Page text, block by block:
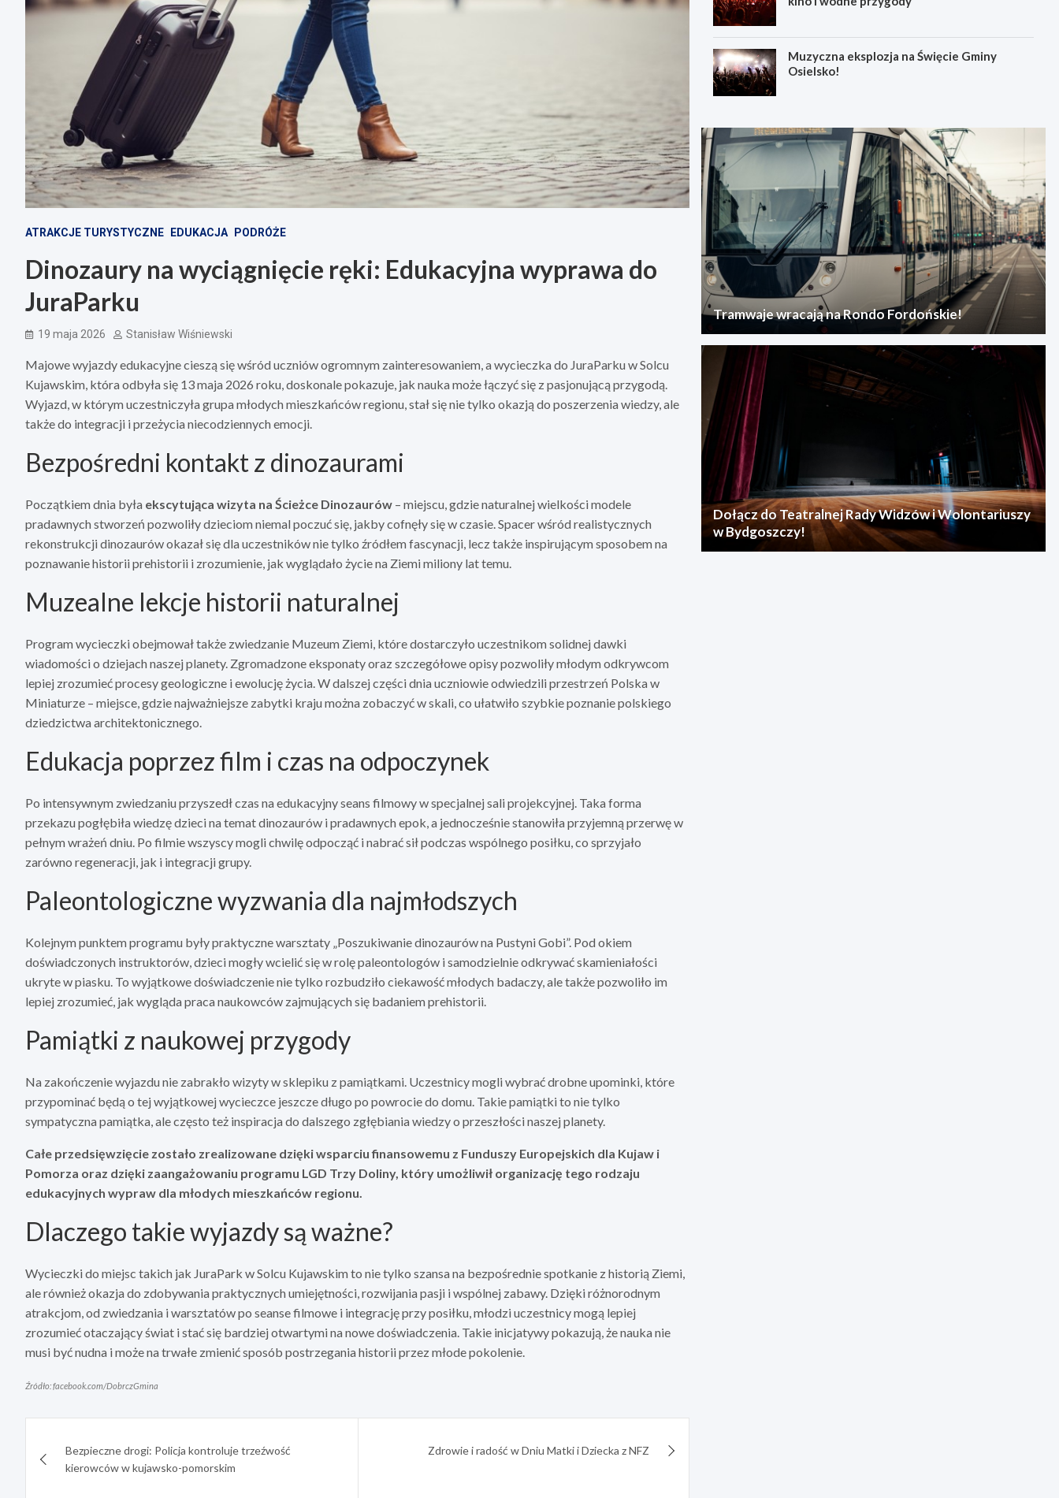
ATRAKCJE TURYSTYCZNE EDUKACJA PODRÓŻE
Dinozaury na wyciągnięcie ręki: Edukacyjna wyprawa do
JuraParku
19 maja 2026 Stanisław Wiśniewski
Majowe wyjazdy edukacyjne cieszą się wśród uczniów ogromnym zainteresowaniem, a wycieczka do JuraParku w Solcu
Kujawskim, która odbyła się 13 maja 2026 roku, doskonale pokazuje, jak nauka może łączyć się z pasjonującą przygodą.
Wyjazd, w którym uczestniczyła grupa młodych mieszkańców regionu, stał się nie tylko okazją do poszerzenia wiedzy, ale
także do integracji i przeżycia niecodziennych emocji.
Bezpośredni kontakt z dinozaurami
Początkiem dnia była ekscytująca wizyta na Ścieżce Dinozaurów – miejscu, gdzie naturalnej wielkości modele
pradawnych stworzeń pozwoliły dzieciom niemal poczuć się, jakby cofnęły się w czasie. Spacer wśród realistycznych
rekonstrukcji dinozaurów okazał się dla uczestników nie tylko źródłem fascynacji, lecz także inspirującym sposobem na
poznawanie historii prehistorii i zrozumienie, jak wyglądało życie na Ziemi miliony lat temu.
Muzealne lekcje historii naturalnej
Program wycieczki obejmował także zwiedzanie Muzeum Ziemi, które dostarczyło uczestnikom solidnej dawki
wiadomości o dziejach naszej planety. Zgromadzone eksponaty oraz szczegółowe opisy pozwoliły młodym odkrywcom
lepiej zrozumieć procesy geologiczne i ewolucję życia. W dalszej części dnia uczniowie odwiedzili przestrzeń Polska w
Miniaturze – miejsce, gdzie najważniejsze zabytki kraju można zobaczyć w skali, co ułatwiło szybkie poznanie polskiego
dziedzictwa architektonicznego.
Edukacja poprzez film i czas na odpoczynek
Po intensywnym zwiedzaniu przyszedł czas na edukacyjny seans filmowy w specjalnej sali projekcyjnej. Taka forma
przekazu pogłębiła wiedzę dzieci na temat dinozaurów i pradawnych epok, a jednocześnie stanowiła przyjemną przerwę w
pełnym wrażeń dniu. Po filmie wszyscy mogli chwilę odpocząć i nabrać sił podczas wspólnego posiłku, co sprzyjało
zarówno regeneracji, jak i integracji grupy.
Paleontologiczne wyzwania dla najmłodszych
Kolejnym punktem programu były praktyczne warsztaty „Poszukiwanie dinozaurów na Pustyni Gobi”. Pod okiem
doświadczonych instruktorów, dzieci mogły wcielić się w rolę paleontologów i samodzielnie odkrywać skamieniałości
ukryte w piasku. To wyjątkowe doświadczenie nie tylko rozbudziło ciekawość młodych badaczy, ale także pozwoliło im
lepiej zrozumieć, jak wygląda praca naukowców zajmujących się badaniem prehistorii.
Pamiątki z naukowej przygody
Na zakończenie wyjazdu nie zabrakło wizyty w sklepiku z pamiątkami. Uczestnicy mogli wybrać drobne upominki, które
przypominać będą o tej wyjątkowej wycieczce jeszcze długo po powrocie do domu. Takie pamiątki to nie tylko
sympatyczna pamiątka, ale często też inspiracja do dalszego zgłębiania wiedzy o przeszłości naszej planety.
Całe przedsięwzięcie zostało zrealizowane dzięki wsparciu finansowemu z Funduszy Europejskich dla Kujaw i
Pomorza oraz dzięki zaangażowaniu programu LGD Trzy Doliny, który umożliwił organizację tego rodzaju
edukacyjnych wypraw dla młodych mieszkańców regionu.
Dlaczego takie wyjazdy są ważne?
Wycieczki do miejsc takich jak JuraPark w Solcu Kujawskim to nie tylko szansa na bezpośrednie spotkanie z historią Ziemi,
ale również okazja do zdobywania praktycznych umiejętności, rozwijania pasji i wspólnej zabawy. Dzięki różnorodnym
atrakcjom, od zwiedzania i warsztatów po seanse filmowe i integrację przy posiłku, młodzi uczestnicy mogą lepiej
zrozumieć otaczający świat i stać się bardziej otwartymi na nowe doświadczenia. Takie inicjatywy pokazują, że nauka nie
musi być nudna i może na trwałe zmienić sposób postrzegania historii przez młode pokolenie.
Źródło: facebook.com/DobrczGmina
wpisuBezpieczne drogi: Policja kontroluje trzeźwość
kierowców w kujawsko-pomorskim
Zdrowie i radość w Dniu Matki i Dziecka z NFZ
Muzyczna eksplozja na Święcie Gminy
Osielsko!
Tramwaje wracają na Rondo Fordońskie!
Dołącz do Teatralnej Rady Widzów i Wolontariuszy
w Bydgoszczy!